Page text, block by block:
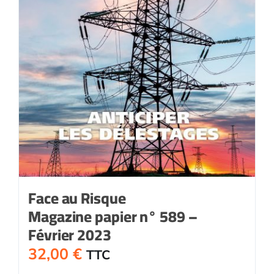
Face au Risque
Magazine papier n° 589 –
Février 2023
32,00 € TTC